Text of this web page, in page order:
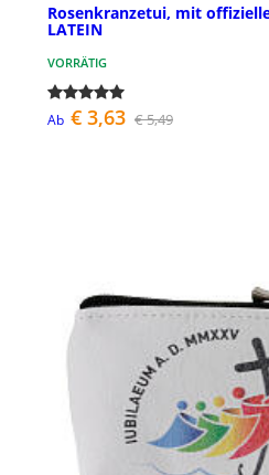
Rosenkranzetui, mit
LATEIN
VORRÄTIG
Ab € 3,63 € 5,49